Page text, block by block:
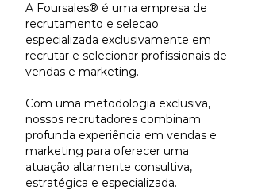
A Foursales® é uma empresa de
recrutamento e selecao
especializada exclusivamente em
recrutar e selecionar profissionais de
vendas e marketing.
Com uma metodologia exclusiva,
nossos recrutadores combinam
profunda experiência em vendas e
marketing para oferecer uma
atuação altamente consultiva,
estratégica e especializada.